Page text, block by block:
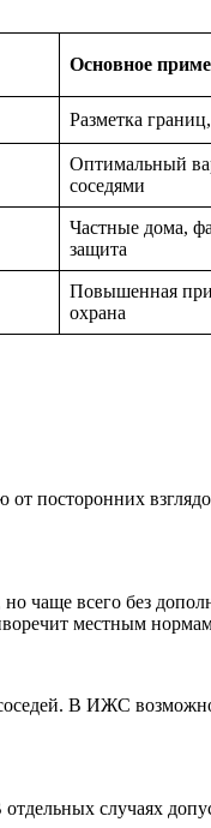
Основное
Разметка
Оптимальный
соседями
Частные дома,
защита
Повышенная
охрана
от посторонних
чаще всего без
местным
В ИЖС
случаях